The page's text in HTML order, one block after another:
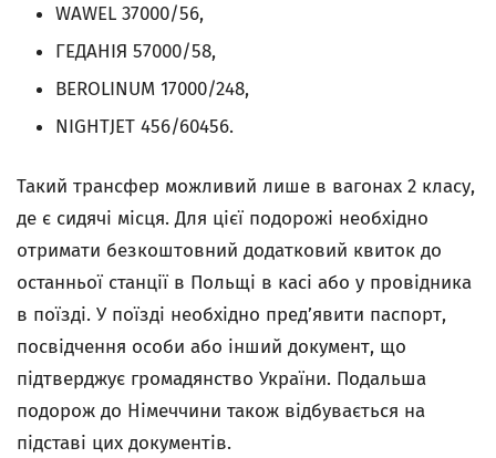
WAWEL 37000/56,
ГЕДАНІЯ 57000/58,
BEROLINUM 17000/248,
NIGHTJET 456/60456.
Такий трансфер можливий лише в вагонах 2 класу,
де є сидячі місця. Для цієї подорожі необхідно
отримати безкоштовний додатковий квиток до
останньої станції в Польщі в касі або у провідника
в поїзді. У поїзді необхідно пред’явити паспорт,
посвідчення особи або інший документ, що
підтверджує громадянство України. Подальша
подорож до Німеччини також відбувається на
підставі цих документів.